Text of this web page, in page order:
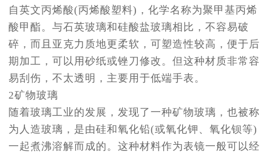
自英文丙烯酸(丙烯酸塑料)，化学名称为聚甲基丙烯
酸甲酯。与石英玻璃和硅酸盐玻璃相比，不容易破
碎，而且亚克力质地更柔软，可塑造性较高，便于后
期加工，可以用砂纸或锉刀修改。但这种材质非常容
易刮伤，不太透明，主要用于低端手表。
2矿物玻璃
随着玻璃工业的发展，发现了一种矿物玻璃，也被称
为人造玻璃，是由硅和氧化铅(或氧化钾、氧化钡等)
一起煮沸溶解而成的。这种材料作为表镜一般可以经